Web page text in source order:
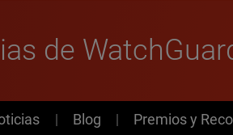
de
Blog Premios y